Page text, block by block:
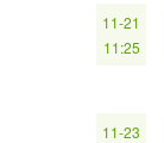
11-21
11:25
11-23